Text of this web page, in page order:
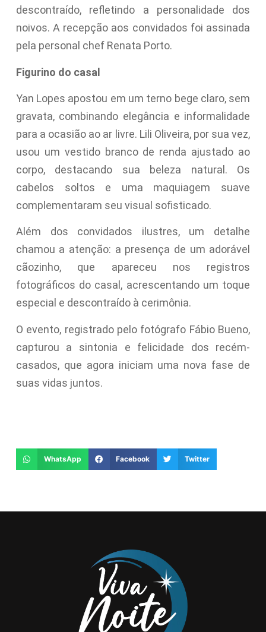
descontraído, refletindo a personalidade dos
noivos. A recepção aos convidados foi assinada
pela personal chef Renata Porto.
Figurino do casal
Yan Lopes apostou em um terno bege claro, sem
gravata, combinando elegância e informalidade
para a ocasião ao ar livre. Lili Oliveira, por sua vez,
usou um vestido branco de renda ajustado ao
corpo, destacando sua beleza natural. Os
cabelos soltos e uma maquiagem suave
complementaram seu visual sofisticado.
Além dos convidados ilustres, um detalhe
chamou a atenção: a presença de um adorável
cãozinho, que apareceu nos registros
fotográficos do casal, acrescentando um toque
especial e descontraído à cerimônia.
O evento, registrado pelo fotógrafo Fábio Bueno,
capturou a sintonia e felicidade dos recém-
casados, que agora iniciam uma nova fase de
suas vidas juntos.
WhatsApp Facebook Twitter